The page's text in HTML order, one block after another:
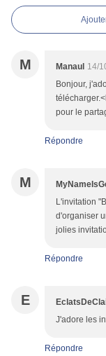
M Manaul 14/
Bonjour,
pour le
Répondre
M
L'invitation
d'organiser
jolies
Répondre
E
J'adore les
Répondre